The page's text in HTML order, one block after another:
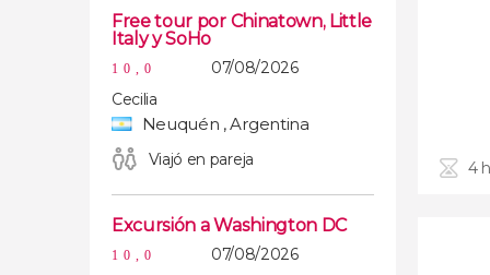
Free tour por Chinatown, Little
Italy y SoHo
10,0
07/08/2026
Cecilia
Neuquén , Argentina
Viajó en pareja
Excursión a Washington DC
10,0
07/08/2026
4